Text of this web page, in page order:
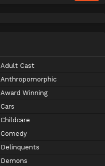
Adult Cast
Anthropomorphic
Award Winning
Cars
Childcare
Comedy
Delinquents
Demons